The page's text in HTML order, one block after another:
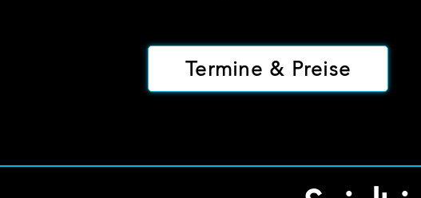
Termine & Preise